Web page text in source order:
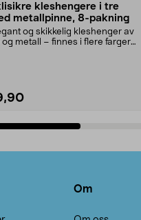
kleshengere i tre
metallpinne, 8-pakning
og skikkelig kleshenger av
og metall – finnes i flere farger.
Om